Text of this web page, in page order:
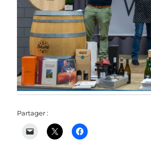
Partager :